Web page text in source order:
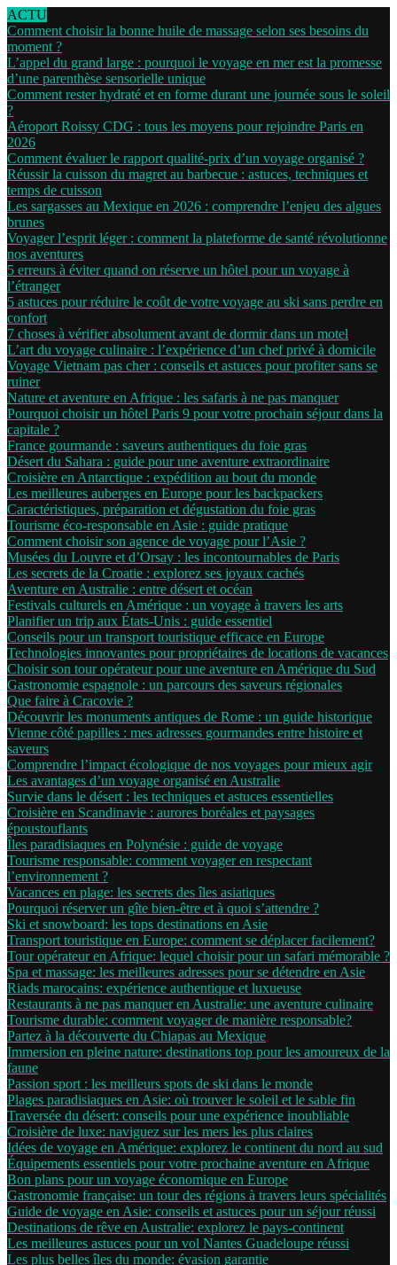
ACTU
Comment choisir la bonne huile de massage selon ses besoins du
moment ?
L’appel du grand large : pourquoi le voyage en mer est la promesse
d’une parenthèse sensorielle unique
Comment rester hydraté et en forme durant une journée sous le soleil
?
Aéroport Roissy CDG : tous les moyens pour rejoindre Paris en
2026
Comment évaluer le rapport qualité-prix d’un voyage organisé ?
Réussir la cuisson du magret au barbecue : astuces, techniques et
temps de cuisson
Les sargasses au Mexique en 2026 : comprendre l’enjeu des algues
brunes
Voyager l’esprit léger : comment la plateforme de santé révolutionne
nos aventures
5 erreurs à éviter quand on réserve un hôtel pour un voyage à
l’étranger
5 astuces pour réduire le coût de votre voyage au ski sans perdre en
confort
7 choses à vérifier absolument avant de dormir dans un motel
L’art du voyage culinaire : l’expérience d’un chef privé à domicile
Voyage Vietnam pas cher : conseils et astuces pour profiter sans se
ruiner
Nature et aventure en Afrique : les safaris à ne pas manquer
Pourquoi choisir un hôtel Paris 9 pour votre prochain séjour dans la
capitale ?
France gourmande : saveurs authentiques du foie gras
Désert du Sahara : guide pour une aventure extraordinaire
Croisière en Antarctique : expédition au bout du monde
Les meilleures auberges en Europe pour les backpackers
Caractéristiques, préparation et dégustation du foie gras
Tourisme éco-responsable en Asie : guide pratique
Comment choisir son agence de voyage pour l’Asie ?
Musées du Louvre et d’Orsay : les incontournables de Paris
Les secrets de la Croatie : explorez ses joyaux cachés
Aventure en Australie : entre désert et océan
Festivals culturels en Amérique : un voyage à travers les arts
Planifier un trip aux États-Unis : guide essentiel
Conseils pour un transport touristique efficace en Europe
Technologies innovantes pour propriétaires de locations de vacances
Choisir son tour opérateur pour une aventure en Amérique du Sud
Gastronomie espagnole : un parcours des saveurs régionales
Que faire à Cracovie ?
Découvrir les monuments antiques de Rome : un guide historique
Vienne côté papilles : mes adresses gourmandes entre histoire et
saveurs
Comprendre l’impact écologique de nos voyages pour mieux agir
Les avantages d’un voyage organisé en Australie
Survie dans le désert : les techniques et astuces essentielles
Croisière en Scandinavie : aurores boréales et paysages
époustouflants
Îles paradisiaques en Polynésie : guide de voyage
Tourisme responsable: comment voyager en respectant
l’environnement ?
Vacances en plage: les secrets des îles asiatiques
Pourquoi réserver un gîte bien-être et à quoi s’attendre ?
Ski et snowboard: les tops destinations en Asie
Transport touristique en Europe: comment se déplacer facilement?
Tour opérateur en Afrique: lequel choisir pour un safari mémorable ?
Spa et massage: les meilleures adresses pour se détendre en Asie
Riads marocains: expérience authentique et luxueuse
Restaurants à ne pas manquer en Australie: une aventure culinaire
Tourisme durable: comment voyager de manière responsable?
Partez à la découverte du Chiapas au Mexique
Immersion en pleine nature: destinations top pour les amoureux de la
faune
Passion sport : les meilleurs spots de ski dans le monde
Plages paradisiaques en Asie: où trouver le soleil et le sable fin
Traversée du désert: conseils pour une expérience inoubliable
Croisière de luxe: naviguez sur les mers les plus claires
Idées de voyage en Amérique: explorez le continent du nord au sud
Équipements essentiels pour votre prochaine aventure en Afrique
Bon plans pour un voyage économique en Europe
Gastronomie française: un tour des régions à travers leurs spécialités
Guide de voyage en Asie: conseils et astuces pour un séjour réussi
Destinations de rêve en Australie: explorez le pays-continent
Les meilleures astuces pour un vol Nantes Guadeloupe réussi
Les plus belles îles du monde: évasion garantie